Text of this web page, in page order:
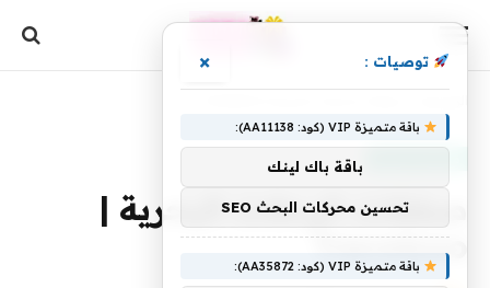
صفقات الرحلات البحرية |
Travelzoo
توصيات : ×
باقة متميزة VIP (كود: AA11138):
باقة باك لينك
تحسين محركات البحث SEO
باقة متميزة VIP (كود: AA35872):